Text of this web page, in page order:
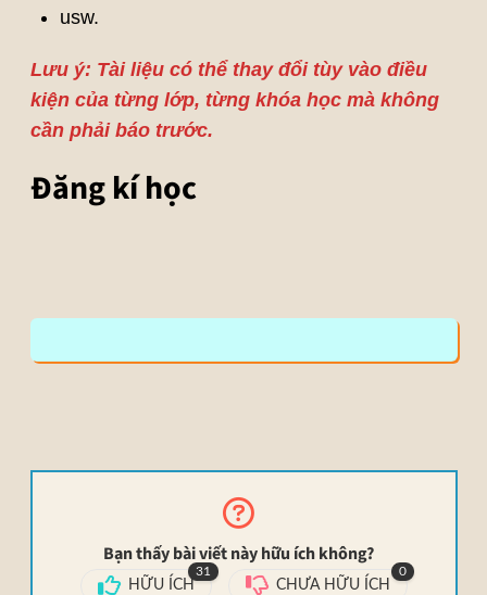
usw.
Lưu ý: Tài liệu có thể thay đổi tùy vào điều
kiện của từng lớp, từng khóa học mà không
cần phải báo trước.
Đăng kí học
Bạn thấy bài viết này hữu ích không?
HỮU ÍCH
31
CHƯA HỮU ÍCH
0